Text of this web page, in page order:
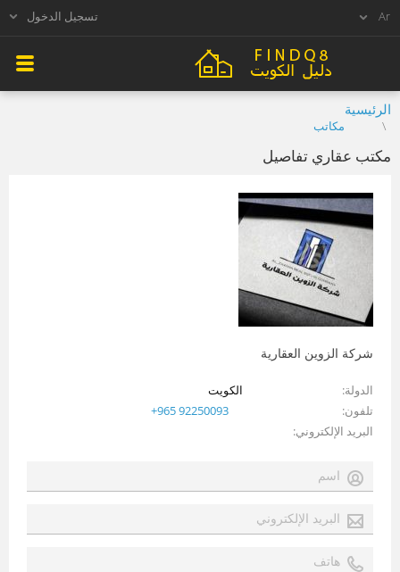
تسجيل الدخول
الرئيسية
مكاتب
مكتب عقاري تفاصيل
شركة الزوين العقارية
الدولة
الكويت
تلفون
+965 92250093
البريد الإلكتروني